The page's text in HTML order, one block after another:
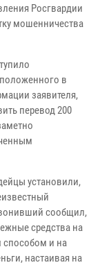
Росгвардии
мошенничества
в
заявителя,
перевод 200
установили,
сообщил,
средства на
способом и на
настаивая на